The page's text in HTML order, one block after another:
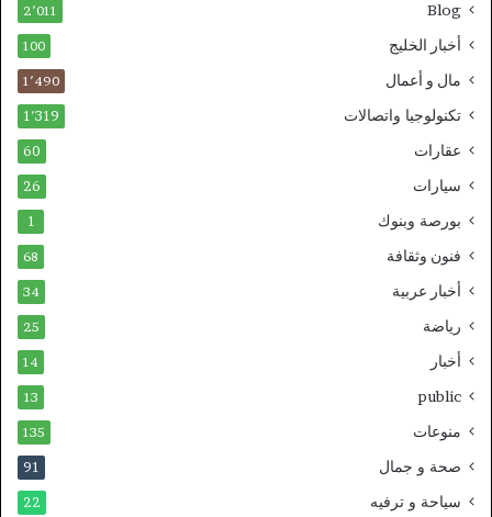
Blog 2٬011
أخبار الخليج 100
مال و أعمال 1٬490
تكنولوجيا واتصالات 1٬319
عقارات 60
سيارات 26
بورصة وبنوك 1
فنون وثقافة 68
أخبار عربية 34
رياضة 25
أخبار 14
public
13
منوعات 135
صحة و جمال 91
سياحة و ترفيه 22